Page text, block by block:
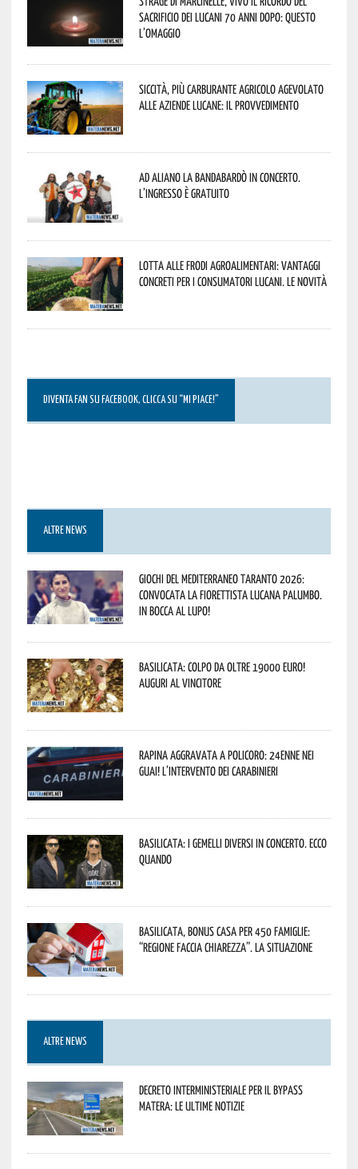
sacrificio dei lucani 70 anni dopo: questo
l’omaggio
Siccità, più carburante agricolo agevolato
alle aziende lucane: il provvedimento
Ad Aliano la Bandabardò in concerto.
L’ingresso è gratuito
Lotta alle frodi agroalimentari: vantaggi
concreti per i consumatori lucani. Le novità
DIVENTA FAN SU FACEBOOK, CLICCA SU “MI PIACE!”
ALTRE NEWS
Giochi del Mediterraneo Taranto 2026:
convocata la fiorettista lucana Palumbo.
In bocca al lupo!
Basilicata: colpo da oltre 19000 Euro!
Auguri al vincitore
Rapina aggravata a Policoro: 24enne nei
guai! L’intervento dei Carabinieri
Basilicata: i Gemelli DiVersi in concerto. Ecco
quando
Basilicata, Bonus casa per 450 famiglie:
“Regione faccia chiarezza”. La situazione
ALTRE NEWS
Decreto interministeriale per il Bypass
Matera: le ultime notizie